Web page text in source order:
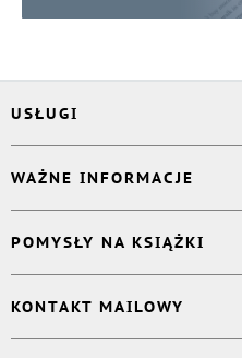
USŁUGI
Korektor
Projektant okładki
Druk Twojej książki
Publikacja
WAŻNE INFORMACJE
Książki Ridero
Pomoc
Polityka prywatności
POMYSŁY NA KSIĄŻKI
Dzienniczek malucha
Książka eksperta
KONTAKT MAILOWY